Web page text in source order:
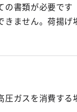
書類が必要です
ません。荷揚げ
圧ガスを消費する